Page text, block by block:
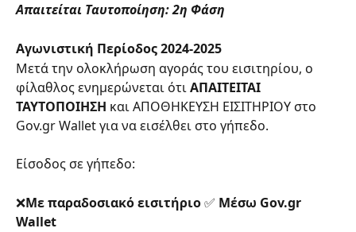
Απαιτείται Ταυτοποίηση: 2η Φάση
Αγωνιστική Περίοδος 2024-2025
Μετά την ολοκλήρωση αγοράς του εισιτηρίου, ο
φίλαθλος ενημερώνεται ότι ΑΠΑΙΤΕΙΤΑΙ
ΤΑΥΤΟΠΟΙΗΣΗ και ΑΠΟΘΗΚΕΥΣΗ ΕΙΣΙΤΗΡΙΟΥ στο
Gov.gr Wallet για να εισέλθει στο γήπεδο.​
Είσοδος σε γήπεδο:​
❌Με παραδοσιακό εισιτήριο ✅ Μέσω Gov.gr
Wallet